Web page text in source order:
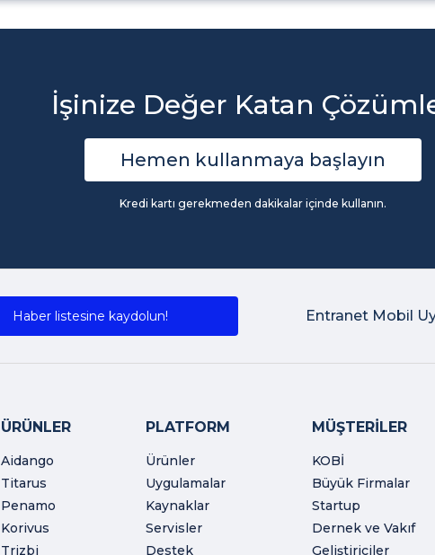
İşinize Değer Katan
Hemen kullanmaya başlayın
Kredi kartı gerekmeden dakikalar içinde kullanın.
Haber listesine kaydolun! Entranet Mobil
ÜRÜNLER
Aidango
Titarus
Penamo
Korivus
Trizbi
PLATFORM
Ürünler
Uygulamalar
Kaynaklar
Servisler
Destek
MÜŞTERİLER
KOBİ
Büyük Firmalar
Startup
Dernek ve Vakıf
Geliştiriciler